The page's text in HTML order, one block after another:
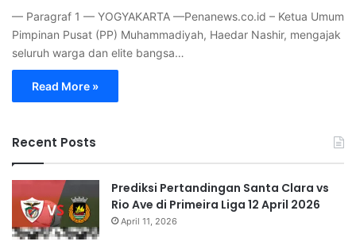
— Paragraf 1 — YOGYAKARTA —Penanews.co.id – Ketua Umum
Pimpinan Pusat (PP) Muhammadiyah, Haedar Nashir, mengajak
seluruh warga dan elite bangsa…
Read More »
Recent Posts
Prediksi Pertandingan Santa Clara vs
Rio Ave di Primeira Liga 12 April 2026
April 11, 2026